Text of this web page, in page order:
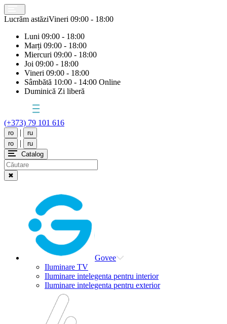
Lucrăm astăziVineri 09:00 - 18:00
Luni 09:00 - 18:00
Marți 09:00 - 18:00
Miercuri 09:00 - 18:00
Joi 09:00 - 18:00
Vineri 09:00 - 18:00
Sâmbătă 10:00 - 14:00 Online
Duminică Zi liberă
(+373) 79 101 616
ro |
ru
ro
|
ru
Catalog
✖
Govee
Iluminare TV
Iluminare intelegenta pentru interior
Iluminare intelegenta pentru exterior